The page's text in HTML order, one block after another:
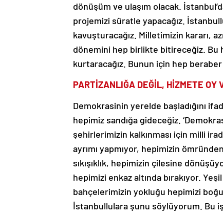
dönüşüm ve ulaşım olacak.
projemizi süratle yapacağız.
kavuşturacağız. Milletimizin kararı,
dönemini hep birlikte bitireceğiz. Bu
kurtaracağız. Bunun için hep beraber
PARTİZANLIĞA DEĞİL, HİZMETE OY
Demokrasinin yerelde başladığını
hepimiz sandığa gideceğiz.
şehirlerimizin kalkınması için milli
ayrımı yapmıyor, hepimizin
sıkışıklık, hepimizin çilesine
hepimizi enkaz altında bırakıyor. Yeşil
bahçelerimizin yokluğu hepimizi
İstanbullulara şunu söylüyorum. Bu